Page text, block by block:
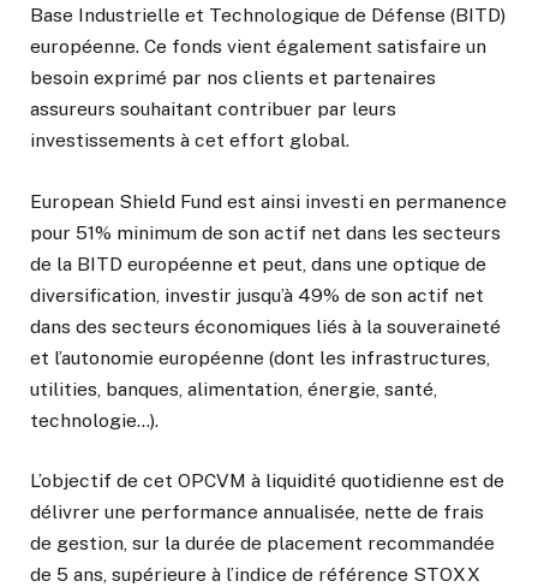
Base Industrielle et Technologique de Défense (BITD)
européenne. Ce fonds vient également satisfaire un
besoin exprimé par nos clients et partenaires
assureurs souhaitant contribuer par leurs
investissements à cet effort global.
European Shield Fund est ainsi investi en permanence
pour 51% minimum de son actif net dans les secteurs
de la BITD européenne et peut, dans une optique de
diversification, investir jusqu’à 49% de son actif net
dans des secteurs économiques liés à la souveraineté
et l’autonomie européenne (dont les infrastructures,
utilities, banques, alimentation, énergie, santé,
technologie…).
L’objectif de cet OPCVM à liquidité quotidienne est de
délivrer une performance annualisée, nette de frais
de gestion, sur la durée de placement recommandée
de 5 ans, supérieure à l’indice de référence STOXX